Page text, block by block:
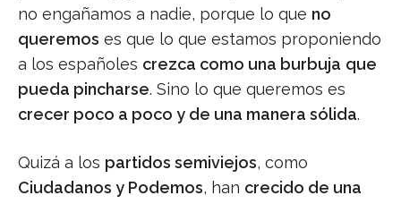
no engañamos a nadie, porque lo que no
queremos es que lo que estamos proponiendo
a los españoles crezca como una burbuja que
pueda pincharse. Sino lo que queremos es
crecer poco a poco y de una manera sólida.
Quizá a los partidos semiviejos, como
Ciudadanos y Podemos, han crecido de una